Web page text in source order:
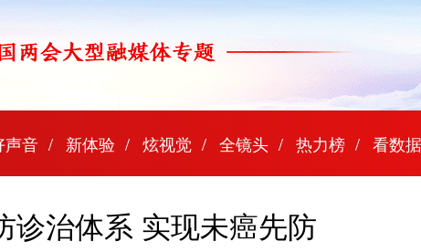
声音 新体验 炫视觉 全镜头 热力榜 看数据
诊治体系 实现未癌先防